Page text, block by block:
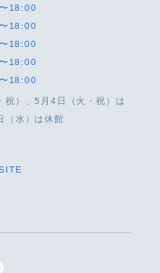
18:00
18:00
18:00
18:00
18:00
祝）、5月4日（火・祝）は
（水）は休館